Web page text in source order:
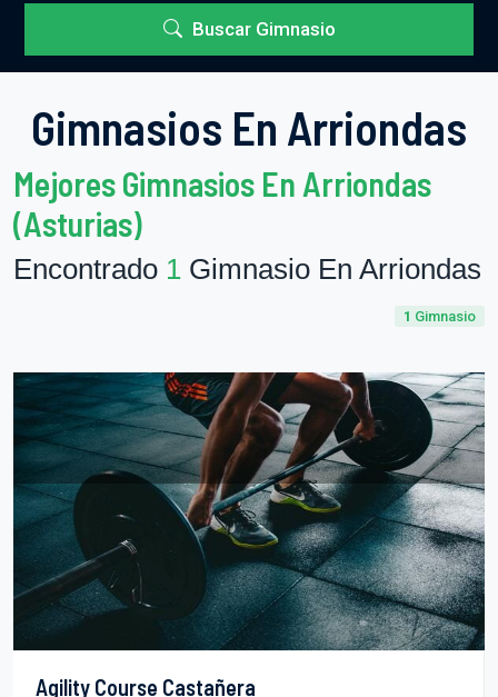
Buscar Gimnasio
Gimnasios En Arriondas
Mejores Gimnasios En Arriondas
(Asturias)
Encontrado 1 Gimnasio En Arriondas
1 Gimnasio
Agility Course Castañera